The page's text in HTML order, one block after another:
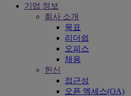
기업 정보
회사 소개
목표
리더쉽
오피스
채용
헌신
접근성
오픈 엑세스(OA)